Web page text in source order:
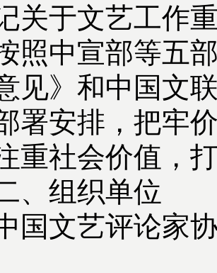
关于文艺工作
照中宣部等五
见》和中国文
署安排，把牢
重社会价值，
组织单位
文艺评论家协